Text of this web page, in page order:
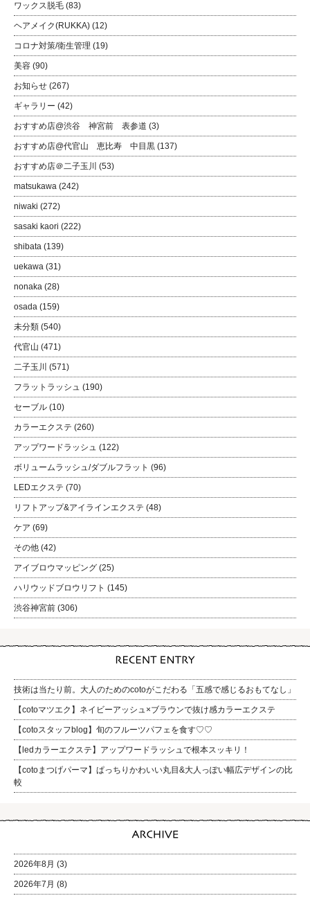
ワックス脱毛 (83)
ヘアメイク(RUKKA) (12)
コロナ対策/衛生管理 (19)
美容 (90)
お知らせ (267)
ギャラリー (42)
おすすめ店@渋谷 神宮前 表参道 (3)
おすすめ店@代官山 恵比寿 中目黒 (137)
おすすめ店＠二子玉川 (53)
matsukawa (242)
niwaki (272)
sasaki kaori (222)
shibata (139)
uekawa (31)
nonaka (28)
osada (159)
未分類 (540)
代官山 (471)
二子玉川 (571)
フラットラッシュ (190)
セーブル (10)
カラーエクステ (260)
アップワードラッシュ (122)
ボリュームラッシュ/ダブルフラット (96)
LEDエクステ (70)
リフトアップ&アイラインエクステ (48)
ケア (69)
その他 (42)
アイブロウマッピング (25)
ハリウッドブロウリフト (145)
渋谷神宮前 (306)
技術は当たり前。大人のためのcotoがこだわる「五感で感じるおもてなし」
【cotoマツエク】ネイビーアッシュ×ブラウンで抜け感カラーエクステ
【cotoスタッフblog】旬のフルーツパフェを食す♡♡
【ledカラーエクステ】アップワードラッシュで根本スッキリ！
【cotoまつげパーマ】ぱっちりかわいい丸目&大人っぽい幅広デザインの比
較
2026年8月 (3)
2026年7月 (8)